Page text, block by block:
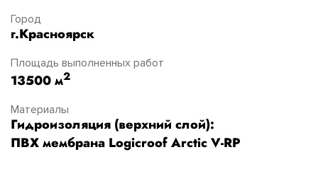
Город
г.Красноярск
Площадь выполненных работ
13500 м2
Материалы
Гидроизоляция (верхний слой):
ПВХ мембрана Logicroof Arctic V-RP